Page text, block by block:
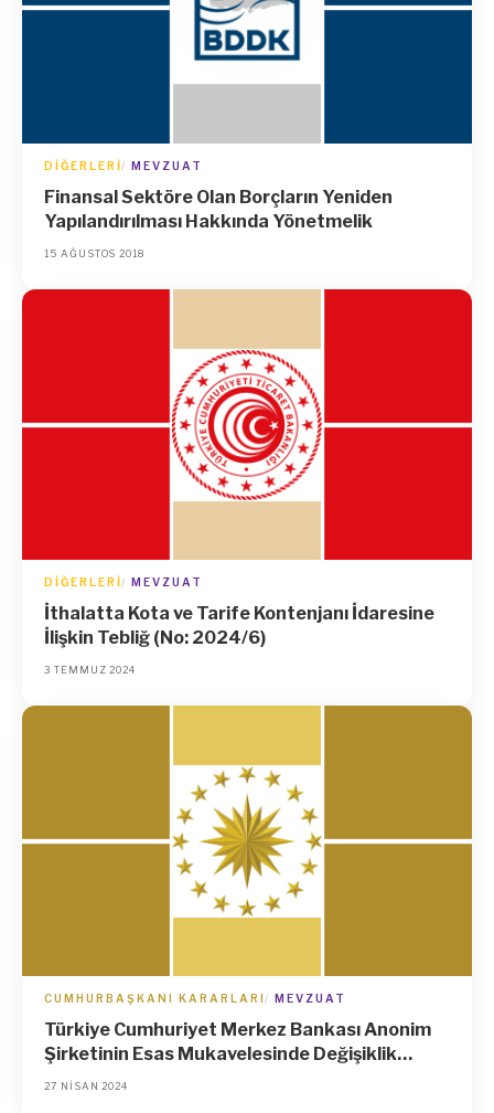
DIĞERLERI MEVZUAT
Finansal Sektöre Olan Borçların Yeniden
Yapılandırılması Hakkında Yönetmelik
15 AĞUSTOS 2018
DIĞERLERI MEVZUAT
İthalatta Kota ve Tarife Kontenjanı İdaresine
İlişkin Tebliğ (No: 2024/6)
3 TEMMUZ 2024
CUMHURBAŞKANI KARARLARI MEVZUAT
Türkiye Cumhuriyet Merkez Bankası Anonim
Şirketinin Esas Mukavelesinde Değişiklik
Yapılmasına İlişkin Karar (Karar Sayısı: 8410)
27 NISAN 2024